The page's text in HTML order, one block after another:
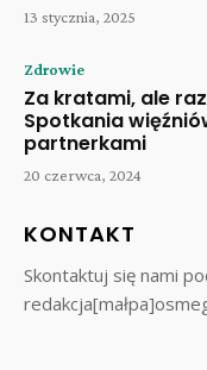
13 stycznia, 2025
Zdrowie
Za kratami, ale
Spotkania
partnerkami
20 czerwca, 2024
KONTAKT
Skontaktuj się nami